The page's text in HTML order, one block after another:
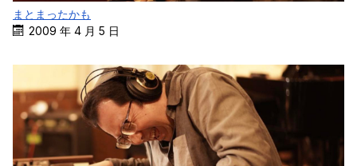
まとまったかも
2009 年 4 月 5 日